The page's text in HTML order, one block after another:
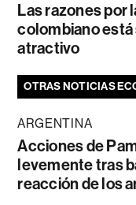
Las razones por
colombiano está
atractivo
OTRAS NOTICIAS
ARGENTINA
Acciones de
levemente tras
reacción de los